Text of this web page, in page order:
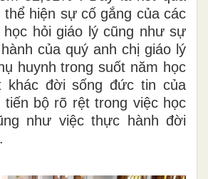
hiện sự cố gắng của các
học hỏi giáo lý cũng như sự
của quý anh chị giáo lý
huynh trong suốt năm học
khác đời sống đức tin của
bộ rõ rệt trong việc học
như việc thực hành đời